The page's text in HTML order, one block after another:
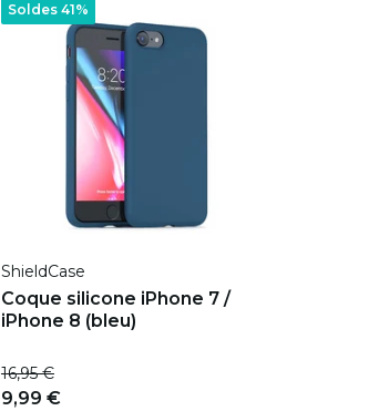
Soldes 41%
ShieldCase
Coque silicone iPhone 7 /
iPhone 8 (bleu)
16,95 €
9,99 €